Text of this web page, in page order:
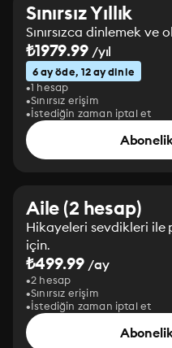
Sınırsız Yıllık
Sınırsızca dinlemek
₺1979.99/yıl
6 ay öde, 12 ay dinle
1 hesap
Sınırsız erişim
İstediğin zaman iptal et
Aile (2 hesap)
Hikayeleri sevdikleri ile
için.
₺499.99 /ay
2 hesap
Sınırsız erişim
İstediğin zaman iptal et